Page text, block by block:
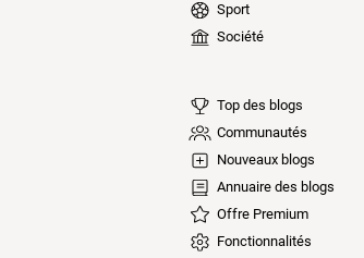
Sport
Société
Top des blogs
Communautés
Nouveaux blogs
Annuaire des blogs
Offre Premium
Fonctionnalités